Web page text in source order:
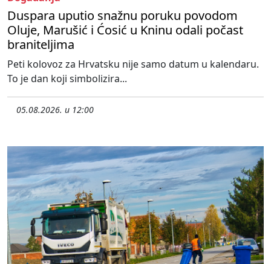
Duspara uputio snažnu poruku povodom
Oluje, Marušić i Ćosić u Kninu odali počast
braniteljima
Peti kolovoz za Hrvatsku nije samo datum u kalendaru.
To je dan koji simbolizira...
05.08.2026. u 12:00